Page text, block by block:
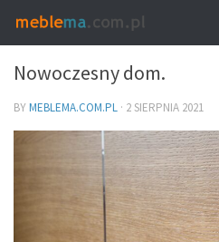
MEBLE I WNĘTRZA
Nowoczesny dom.
BYMEBLEMA.COM.PL · 2 SIERPNIA 2021